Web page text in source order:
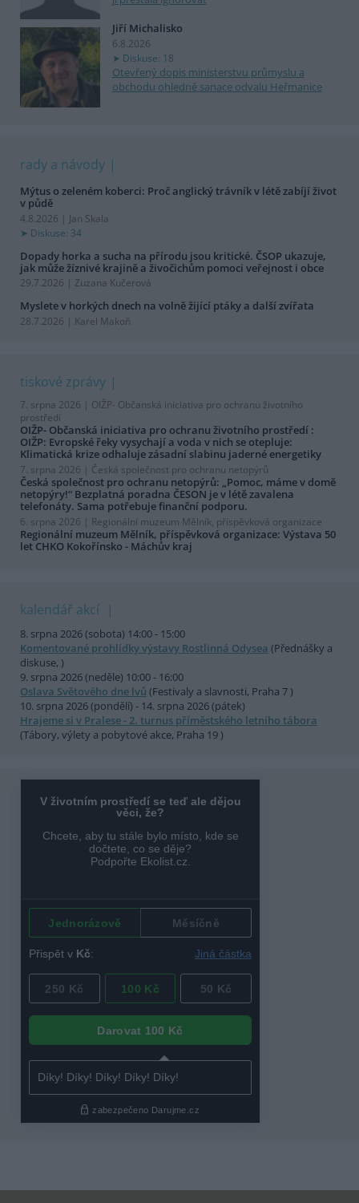
Jiří Michalisko
6.8.2026
Diskuse: 18
Otevřený dopis ministerstvu průmyslu a
obchodu ohledně sanace odvalu Heřmanice
rady a návody
Mýtus o zeleném koberci: Proč anglický trávník v létě zabíjí život
v půdě
4.8.2026 | Jan Skala
Diskuse: 34
Dopady horka a sucha na přírodu jsou kritické. ČSOP ukazuje,
jak může žíznivé krajině a živočichům pomoci veřejnost i obce
29.7.2026 | Zuzana Kučerová
Myslete v horkých dnech na volně žijící ptáky a další zvířata
28.7.2026 | Karel Makoň
tiskové zprávy
7. srpna 2026 | OIŽP- Občanská iniciativa pro ochranu životního
prostředí
OIŽP- Občanská iniciativa pro ochranu životního prostředí :
OIŽP: Evropské řeky vysychají a voda v nich se otepluje:
Klimatická krize odhaluje zásadní slabinu jaderné energetiky
7. srpna 2026 | Česká společnost pro ochranu netopýrů
Česká společnost pro ochranu netopýrů: „Pomoc, máme v domě
netopýry!“ Bezplatná poradna ČESON je v létě zavalena
telefonáty. Sama potřebuje finanční podporu.
6. srpna 2026 | Regionální muzeum Mělník, příspěvková organizace
Regionální muzeum Mělník, příspěvková organizace: Výstava 50
let CHKO Kokořínsko - Máchův kraj
kalendář akcí
8. srpna 2026 (sobota) 14:00 - 15:00
Komentované prohlídky výstavy Rostlinná Odysea (Přednášky a
diskuse, )
9. srpna 2026 (neděle) 10:00 - 16:00
Oslava Světového dne lvů (Festivaly a slavnosti, Praha 7 )
10. srpna 2026 (pondělí) - 14. srpna 2026 (pátek)
Hrajeme si v Pralese - 2. turnus příměstského letního tábora
(Tábory, výlety a pobytové akce, Praha 19 )